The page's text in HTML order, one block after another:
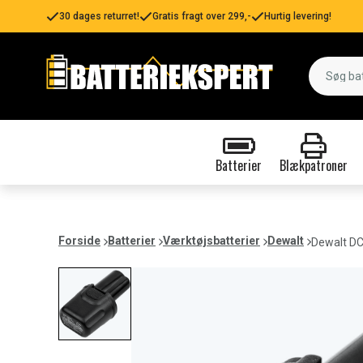
30 dages returret! Gratis fragt over 299,- Hurtig levering!
Batterier Blækpatroner
Forside Batterier Værktøjsbatterier Dewalt Dewalt